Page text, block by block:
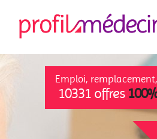
Emploi,
10331 offres 100%